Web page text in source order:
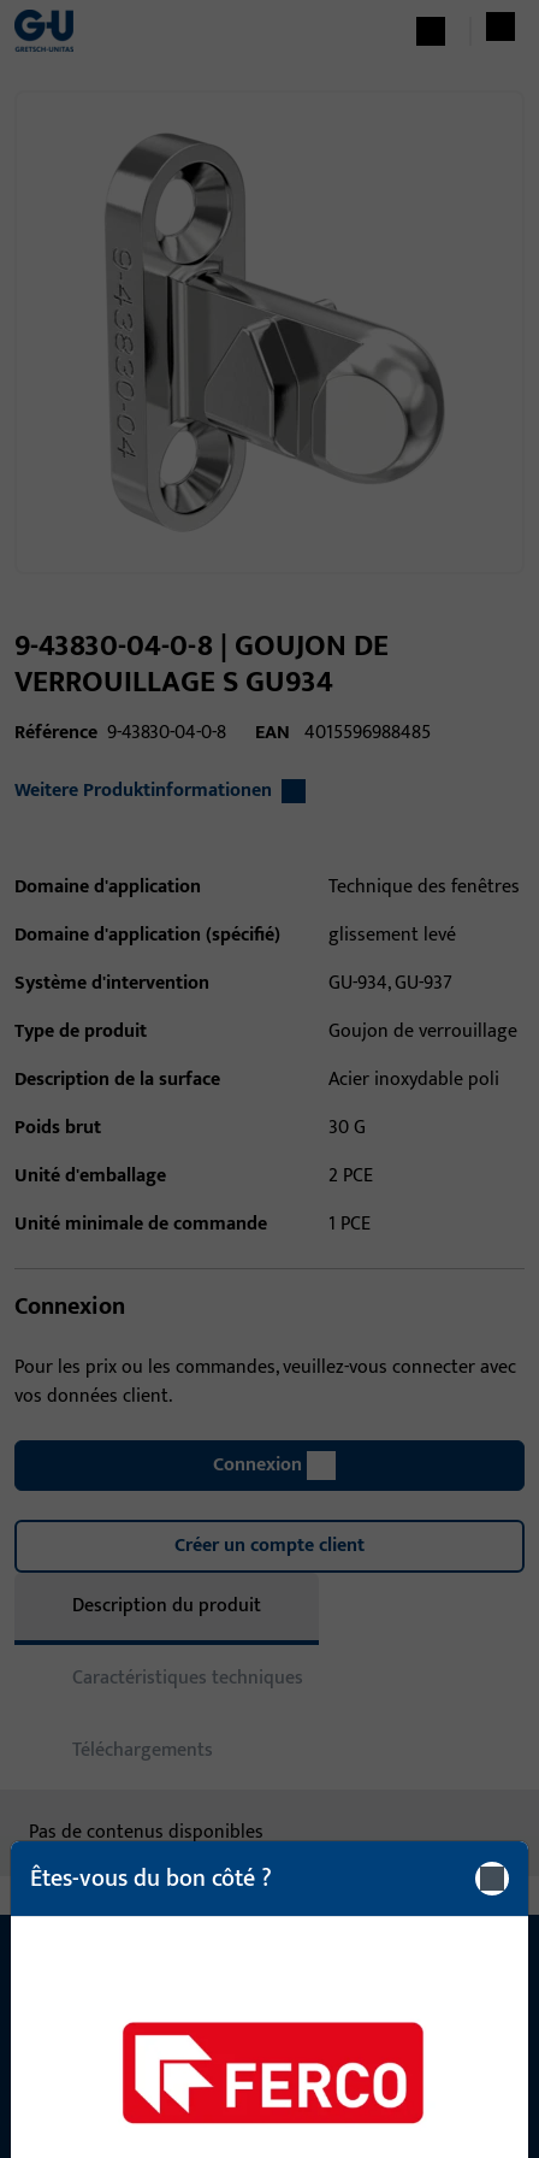
9-43830-04-0-8 | GOUJON DE
VERROUILLAGE S GU934
Référence 9-43830-04-0-8 EAN 4015596988485
Weitere Produktinformationen
Domaine d'application
Technique des fenêtres
Domaine d'application (spécifié)
glissement levé
Système d'intervention
GU-934, GU-937
Type de produit
Goujon de verrouillage
Description de la surface
Acier inoxydable poli
Poids brut
30 G
Unité d'emballage
2 PCE
Unité minimale de commande
1 PCE
Connexion
Pour les prix ou les commandes, veuillez-vous connecter avec
vos données client.
Connexion
Créer un compte client
Description du produit
Caractéristiques techniques
Téléchargements
Pas de contenus disponibles
Nous sommes à votre disposition !
Notre équipe de service après-vente se tient à votre
Êtes-vous du bon côté ?